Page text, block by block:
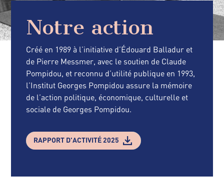
Notre action
Créé en 1989 à l’initiative d’Édouard Balladur et
de Pierre Messmer, avec le soutien de Claude
Pompidou, et reconnu d’utilité publique en 1993,
l’Institut Georges Pompidou assure la mémoire
de l’action politique, économique, culturelle et
sociale de Georges Pompidou.
RAPPORT D'ACTIVITÉ 2025